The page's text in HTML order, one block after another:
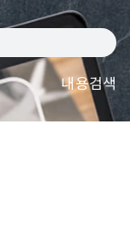
내용검색